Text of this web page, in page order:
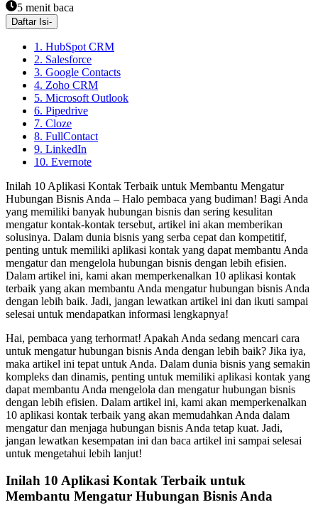
5 menit baca
Daftar Isi-
1. HubSpot CRM
2. Salesforce
3. Google Contacts
4. Zoho CRM
5. Microsoft Outlook
6. Pipedrive
7. Cloze
8. FullContact
9. LinkedIn
10. Evernote
Inilah 10 Aplikasi Kontak Terbaik untuk Membantu Mengatur
Hubungan Bisnis Anda – Halo pembaca yang budiman! Bagi Anda
yang memiliki banyak hubungan bisnis dan sering kesulitan
mengatur kontak-kontak tersebut, artikel ini akan memberikan
solusinya. Dalam dunia bisnis yang serba cepat dan kompetitif,
penting untuk memiliki aplikasi kontak yang dapat membantu Anda
mengatur dan mengelola hubungan bisnis dengan lebih efisien.
Dalam artikel ini, kami akan memperkenalkan 10 aplikasi kontak
terbaik yang akan membantu Anda mengatur hubungan bisnis Anda
dengan lebih baik. Jadi, jangan lewatkan artikel ini dan ikuti sampai
selesai untuk mendapatkan informasi lengkapnya!
Hai, pembaca yang terhormat! Apakah Anda sedang mencari cara
untuk mengatur hubungan bisnis Anda dengan lebih baik? Jika iya,
maka artikel ini tepat untuk Anda. Dalam dunia bisnis yang semakin
kompleks dan dinamis, penting untuk memiliki aplikasi kontak yang
dapat membantu Anda mengelola dan mengatur hubungan bisnis
dengan lebih efisien. Dalam artikel ini, kami akan memperkenalkan
10 aplikasi kontak terbaik yang akan memudahkan Anda dalam
mengatur dan menjaga hubungan bisnis Anda tetap kuat. Jadi,
jangan lewatkan kesempatan ini dan baca artikel ini sampai selesai
untuk mengetahui lebih lanjut!
Inilah 10 Aplikasi Kontak Terbaik untuk
Membantu Mengatur Hubungan Bisnis Anda